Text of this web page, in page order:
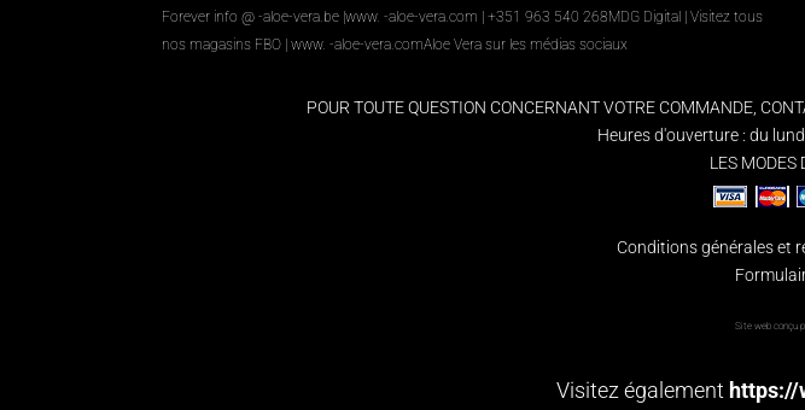
Forever info @ -aloe-vera.be |www. -aloe-vera.com | +351 963 540 268MDG Digital |Visitez tous
nos magasins FBO |www. -aloe-vera.comAloe Vera sur les médias sociaux
POUR TOUTE QUESTION CONCERNANT VOTRE COMMANDE,
Heures d'ouverture : du
LES MODES
Conditions générales et
Site web conçu
Visitez également https://